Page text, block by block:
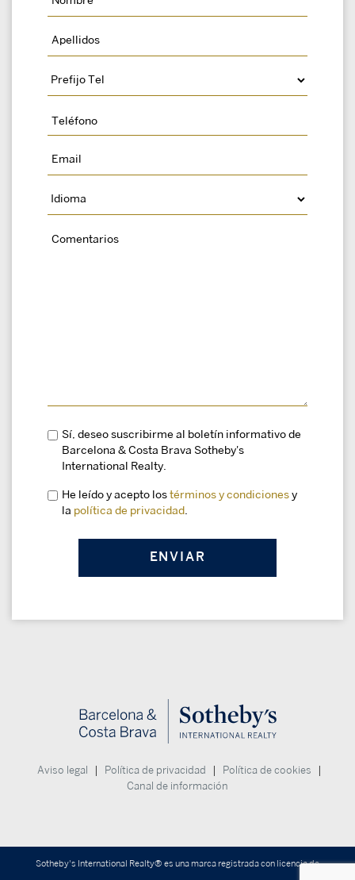
Sí, deseo suscribirme al boletín informativo de
Barcelona & Costa Brava Sotheby's
International Realty.
He leído y acepto los términos y condiciones y
la política de privacidad
Aviso legal Política de privacidad Política de cookies
Canal de información
Sotheby's International Realty® es una marca registrada con licencia de